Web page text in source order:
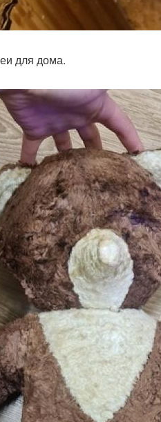
для дома.